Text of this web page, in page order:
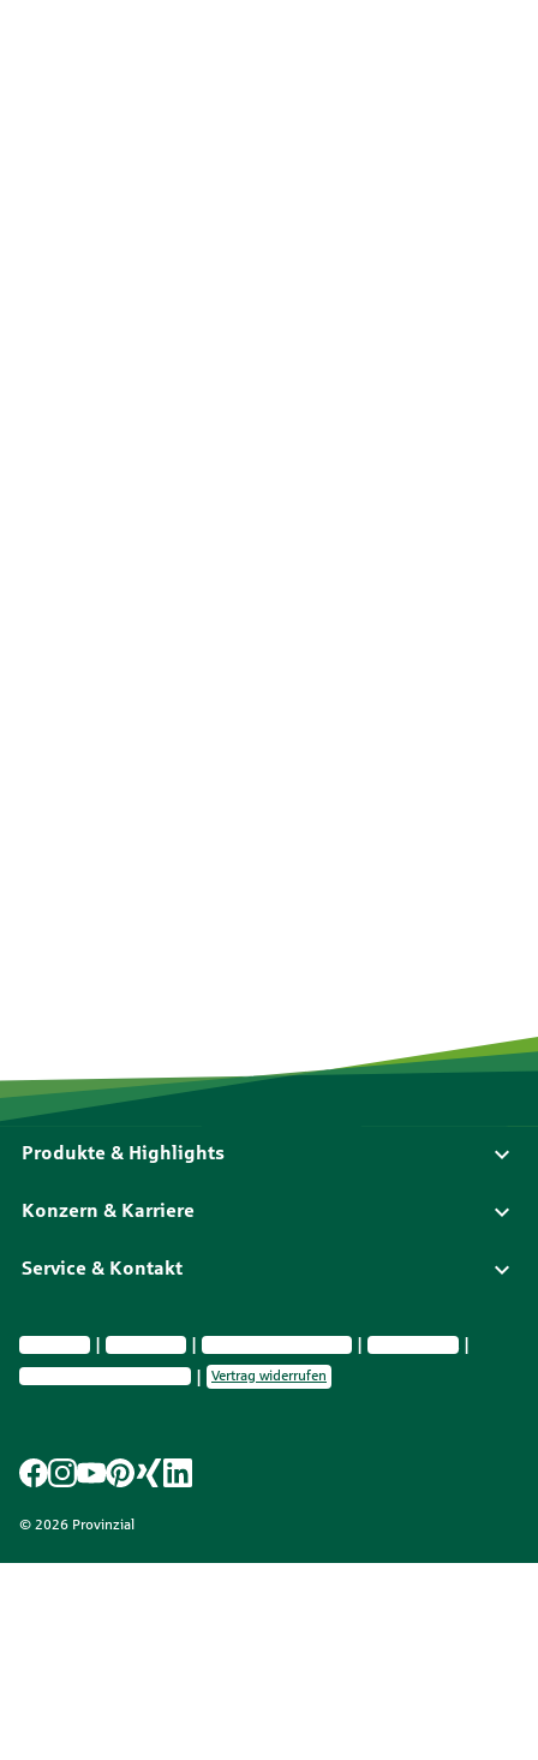
Produkte & Highlights
Konzern & Karriere
Service & Kontakt
Impressum Datenschutz Vermittlerinformationen
Nachhaltig­keit
Privatsphäre-Einstellungen
Vertrag widerrufen